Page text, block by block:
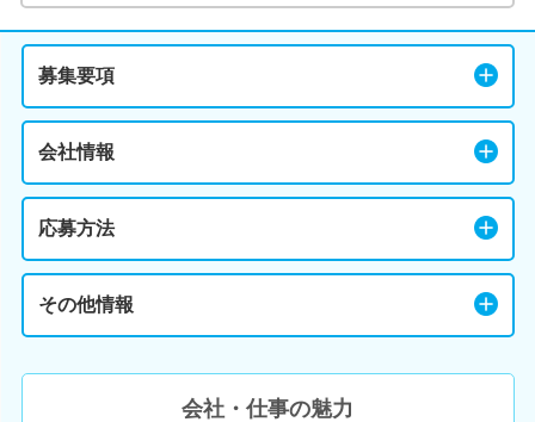
募集要項
会社情報
応募方法
その他情報
会社・仕事の魅力